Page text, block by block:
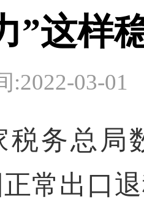
”这样
:2022-03-
总局数
常出口